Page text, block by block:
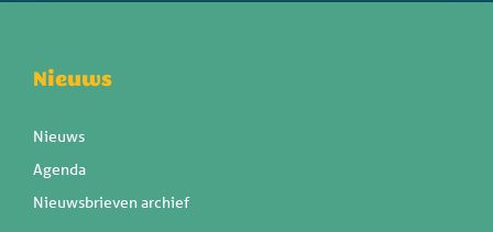
Nieuws
Nieuws
Agenda
Nieuwsbrieven archief